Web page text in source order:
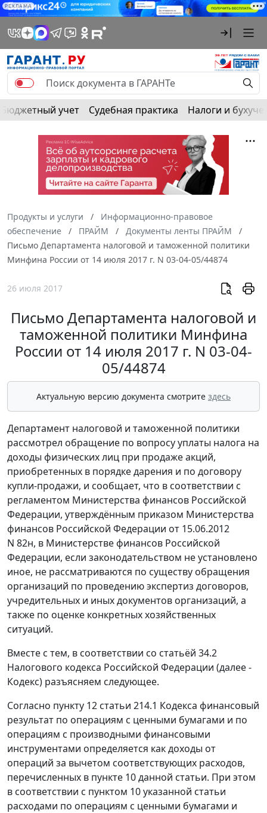
РЕКЛАМА
Бюджетный учет Судебная практика Налоги и
Продукты и услуги
Информационно-правовое
обеспечение
ПРАЙМ
Документы ленты ПРАЙМ
Письмо Департамента налоговой и таможенной политики
Минфина России от 14 июля 2017 г. N 03-04-05/44874
26 июля 2017
Письмо Департамента налоговой и
таможенной политики Минфина
России от 14 июля 2017 г. N 03-04-
05/44874
Актуальную версию документа смотрите здесь
Департамент налоговой и таможенной политики
рассмотрел обращение по вопросу уплаты налога на
доходы физических лиц при продаже акций,
приобретенных в порядке дарения и по договору
купли-продажи, и сообщает, что в соответствии с
регламентом Министерства финансов Российской
Федерации, утверждённым приказом Министерства
финансов Российской Федерации от 15.06.2012
N 82н, в Министерстве финансов Российской
Федерации, если законодательством не установлено
иное, не рассматриваются по существу обращения
организаций по проведению экспертиз договоров,
учредительных и иных документов организаций, а
также по оценке конкретных хозяйственных
ситуаций.
Вместе с тем, в соответствии со статьёй 34.2
Налогового кодекса Российской Федерации (далее -
Кодекс) разъясняем следующее.
Согласно пункту 12 статьи 214.1 Кодекса финансовый
результат по операциям с ценными бумагами и по
операциям с производными финансовыми
инструментами определяется как доходы от
операций за вычетом соответствующих расходов,
перечисленных в пункте 10 данной статьи. При этом
в соответствии с пунктом 10 указанной статьи
расходами по операциям с ценными бумагами и